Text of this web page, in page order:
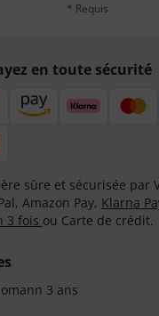
* Requis
en toute sécurité
sûre et sécurisée par
Amazon Pay, Klarna
3 fois ou Carte de crédit.
3 ans